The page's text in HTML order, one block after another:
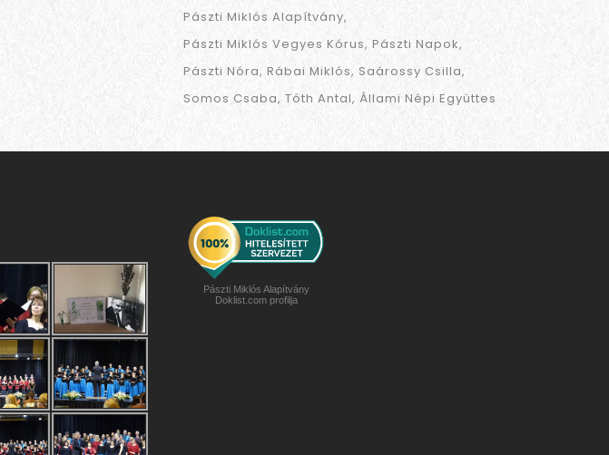
Pászti Miklós Alapítvány
Pászti Miklós Vegyes Kórus Pászti Napok
Pászti Nóra Rábai Miklós Saárossy Csilla
Somos Csaba Tóth Antal Állami Népi Együttes
Pászti Miklós Alapítvány
Doklist.com profilja